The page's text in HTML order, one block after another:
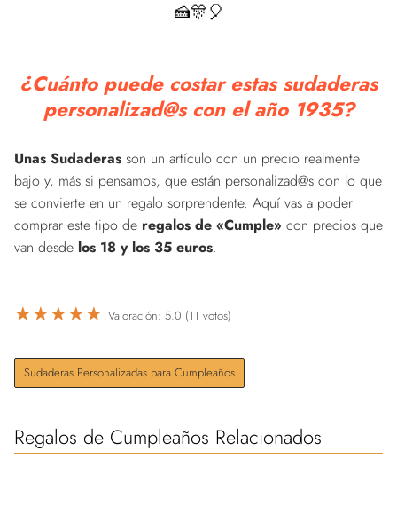
🍰🎊🎈
¿Cuánto puede costar estas sudaderas
personalizad@s con el año 1935?
Unas Sudaderas son un artículo con un precio realmente
bajo y, más si pensamos, que están personalizad@s con lo que
se convierte en un regalo sorprendente. Aquí vas a poder
comprar este tipo de regalos de «Cumple» con precios que
van desde los 18 y los 35 euros.
★★★★★ Valoración: 5.0 (11 votos)
Sudaderas Personalizadas para Cumpleaños
Regalos de Cumpleaños Relacionados